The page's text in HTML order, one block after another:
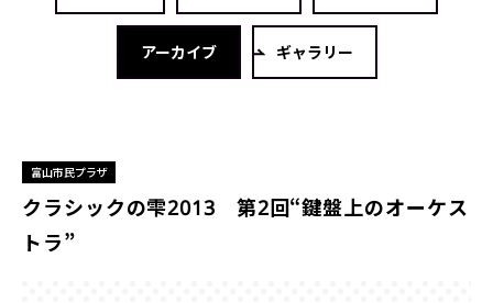
アーカイブ ギャラリー
クラシックの雫2013 第2回“鍵盤上のオーケス
トラ”
富山市民プラザ